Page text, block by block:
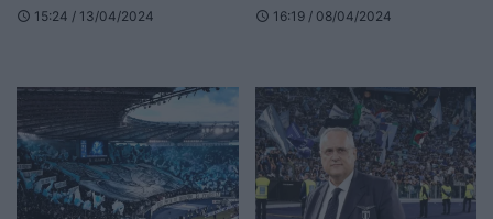
schedule 15:24 / 13/04/2024 schedule 16:19 / 08/04/2024